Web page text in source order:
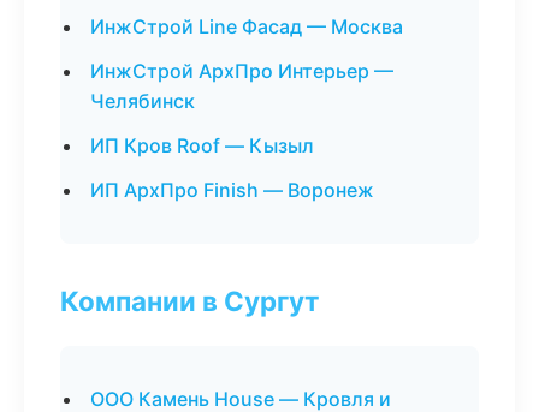
ИнжСтрой Line Фасад — Москва
ИнжСтрой АрхПро Интерьер —
Челябинск
ИП Кров Roof — Кызыл
ИП АрхПро Finish — Воронеж
Компании в Сургут
ООО Камень House — Кровля и